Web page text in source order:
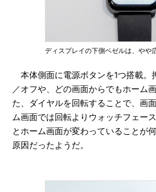
ディスプレイの下側ベゼルは、やや
本体側面に電源ボタンを1つ搭載。
／オフや、どの画面からでもホーム
た、ダイヤルを回転することで、画
ム画面では回転よりウォッチフェー
とホーム画面が変わっていることが
原因だったようだ。